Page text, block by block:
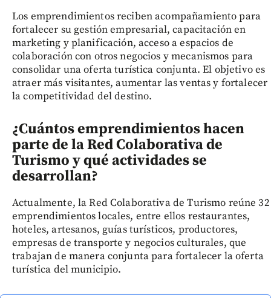
Los emprendimientos reciben acompañamiento para
fortalecer su gestión empresarial, capacitación en
marketing y planificación, acceso a espacios de
colaboración con otros negocios y mecanismos para
consolidar una oferta turística conjunta. El objetivo es
atraer más visitantes, aumentar las ventas y fortalecer
la competitividad del destino.
¿Cuántos emprendimientos hacen
parte de la Red Colaborativa de
Turismo y qué actividades se
desarrollan?
Actualmente, la Red Colaborativa de Turismo reúne 32
emprendimientos locales, entre ellos restaurantes,
hoteles, artesanos, guías turísticos, productores,
empresas de transporte y negocios culturales, que
trabajan de manera conjunta para fortalecer la oferta
turística del municipio.